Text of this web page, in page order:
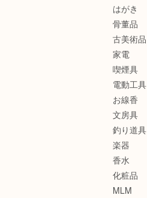
はがき
骨董品
古美術品
家電
喫煙具
電動工具
お線香
文房具
釣り道具
楽器
香水
化粧品
MLM